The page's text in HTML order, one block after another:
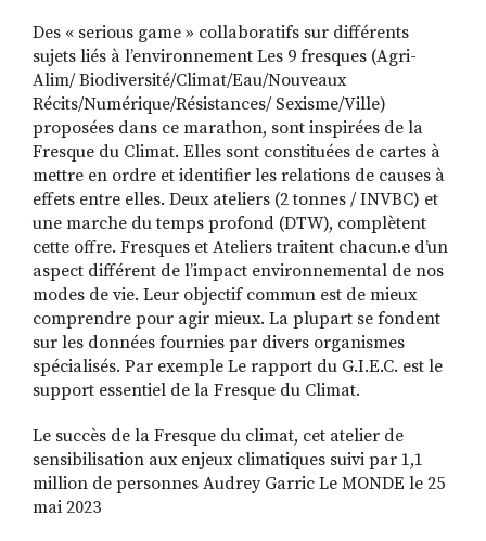
RECHERCHER
S'ABONNER
S'INSCRIRE À LA NEWSLETTER
FACEBOOKINSTAGRAM
LINKEDINYOUTUBE
Des « serious game » collaboratifs sur différents
sujets liés à l’environnement Les 9 fresques (Agri-
Alim/ Biodiversité/Climat/Eau/Nouveaux
Récits/Numérique/Résistances/ Sexisme/Ville)
proposées dans ce marathon, sont inspirées de la
Fresque du Climat. Elles sont constituées de cartes à
mettre en ordre et identifier les relations de causes à
effets entre elles. Deux ateliers (2 tonnes / INVBC) et
une marche du temps profond (DTW), complètent
cette offre. Fresques et Ateliers traitent chacun.e d’un
aspect différent de l’impact environnemental de nos
modes de vie. Leur objectif commun est de mieux
comprendre pour agir mieux. La plupart se fondent
sur les données fournies par divers organismes
spécialisés. Par exemple Le rapport du G.I.E.C. est le
support essentiel de la Fresque du Climat.
Le succès de la Fresque du climat, cet atelier de
sensibilisation aux enjeux climatiques suivi par 1,1
million de personnes Audrey Garric Le MONDE le 25
mai 2023